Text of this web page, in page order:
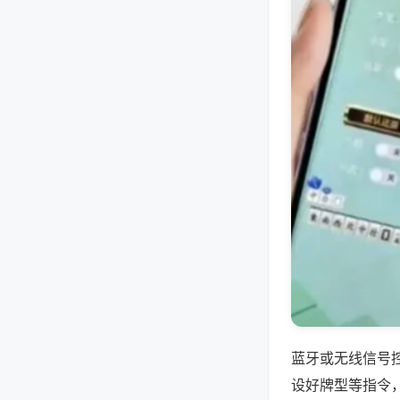
蓝牙或无线信号
设好牌型等指令